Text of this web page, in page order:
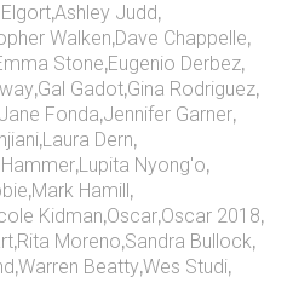
,Ashley Judd,
Walken,Dave Chappelle,
Stone,Eugenio Derbez,
,Gal Gadot,Gina Rodriguez,
Jane Fonda,Jennifer Garner,
,Laura Dern,
,Lupita Nyong'o,
,Mark Hamill,
Kidman,Oscar,Oscar 2018,
,Rita Moreno,Sandra Bullock,
,Warren Beatty,Wes Studi,